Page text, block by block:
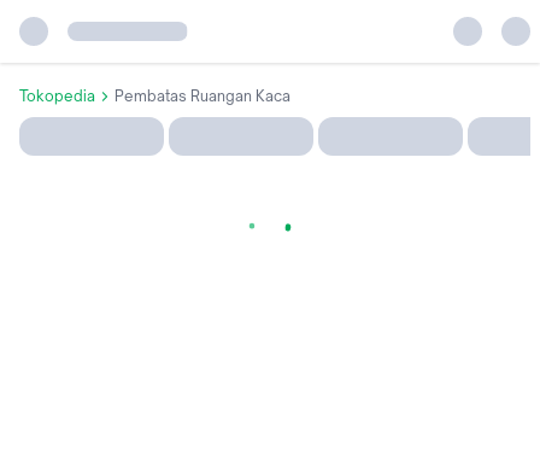
Tokopedia Pembatas Ruangan Kaca